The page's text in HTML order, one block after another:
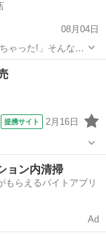
08月04日
ゃった!」そんな先
も大丈夫。一から丁
間〜OKの柔軟シフ
提携サイト 2月16日
寄
・ファ...
ョン内清掃
もらえるバイトアプリ
Ad